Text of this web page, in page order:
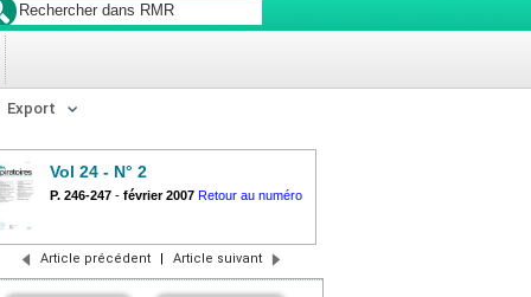
Export
Vol 24 - N° 2
P. 246-247 - février 2007 Retour au numéro
Article précédent | Article suivant